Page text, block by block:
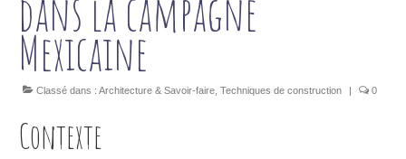
dans la campagne
Mexicaine
Classé dans : Architecture & Savoir-faire Techniques de construction | 0
Contexte